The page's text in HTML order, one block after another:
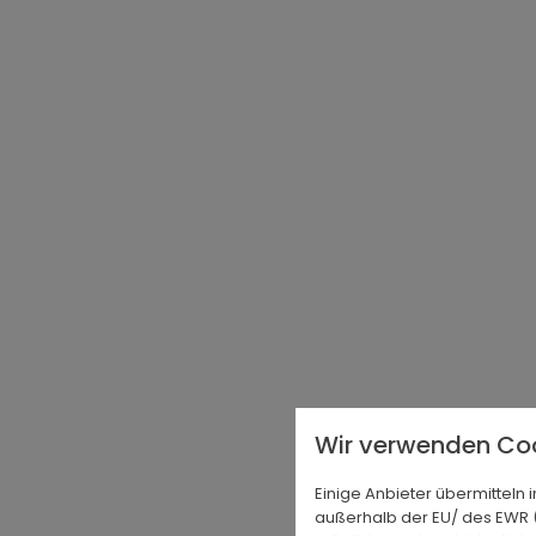
Wir verwenden
Einige Anbieter übermitteln
außerhalb der EU/ des